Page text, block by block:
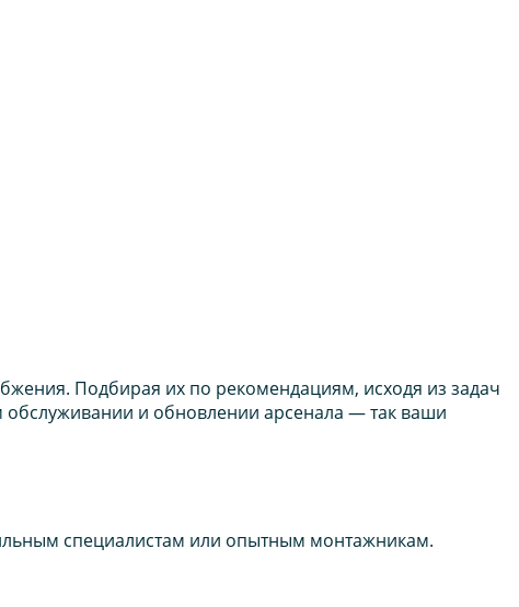
Подбирая их по рекомендациям, исходя из задач
обслуживании и обновлении арсенала — так ваши
специалистам или опытным монтажникам.